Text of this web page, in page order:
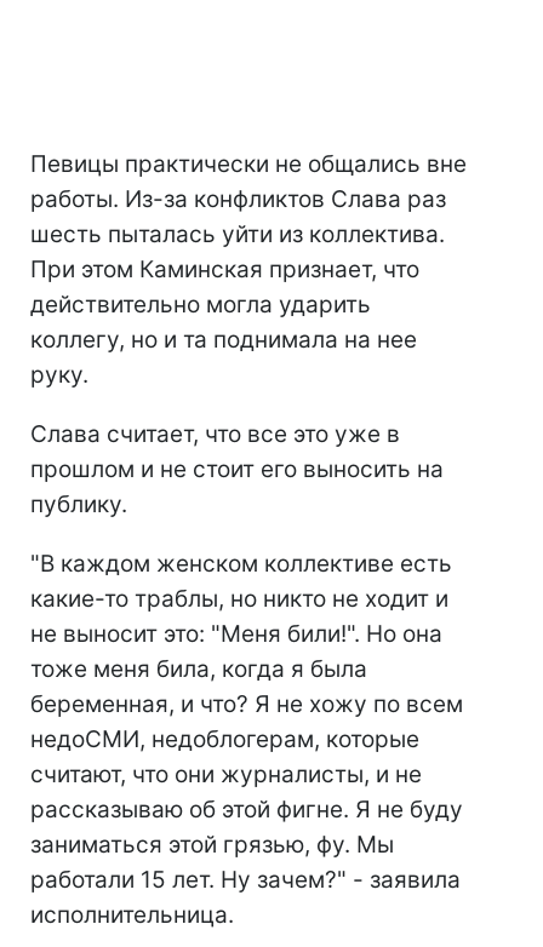
Певицы практически не общались вне
работы. Из-за конфликтов Слава раз
шесть пыталась уйти из коллектива.
При этом Каминская признает, что
действительно могла ударить
коллегу, но и та поднимала на нее
руку.
Слава считает, что все это уже в
прошлом и не стоит его выносить на
публику.
"В каждом женском коллективе есть
какие-то траблы, но никто не ходит и
не выносит это: "Меня били!". Но она
тоже меня била, когда я была
беременная, и что? Я не хожу по всем
недоСМИ, недоблогерам, которые
считают, что они журналисты, и не
рассказываю об этой фигне. Я не буду
заниматься этой грязью, фу. Мы
работали 15 лет. Ну зачем?" - заявила
исполнительница.